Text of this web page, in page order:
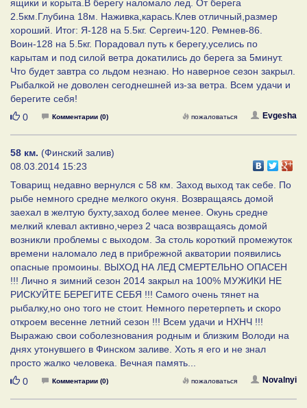
ящики и корыта.В берегу наломало лед. От берега
2.5км.Глубина 18м. Наживка,карась.Клев отличный,размер
хороший. Итог: Я-128 на 5.5кг. Сергеич-120. Ремнев-86.
Воин-128 на 5.5кг. Порадовал путь к берегу,уселись по
карытам и под силой ветра докатились до берега за 5минут.
Что будет завтра со льдом незнаю. Но наверное сезон закрыл.
Рыбалкой не доволен сегоднешней из-за ветра. Всем удачи и
берегите себя!
Нравится
0 Комментарии (0) Evgesha
пожаловаться
58 км. (Финский залив)
08.03.2014 15:23
Товарищ недавно вернулся с 58 км. Заход выход так себе. По
рыбе немного средне мелкого окуня. Возвращаясь домой
заехал в желтую бухту,заход более менее. Окунь средне
мелкий клевал активно,через 2 часа возвращаясь домой
возникли проблемы с выходом. За столь короткий промежуток
времени наломало лед в прибрежной акватории появились
опасные промоины. ВЫХОД НА ЛЕД СМЕРТЕЛЬНО ОПАСЕН
!!! Лично я зимний сезон 2014 закрыл на 100% МУЖИКИ НЕ
РИСКУЙТЕ БЕРЕГИТЕ СЕБЯ !!! Самого очень тянет на
рыбалку,но оно того не стоит. Немного перетерпеть и скоро
откроем весенне летний сезон !!! Всем удачи и НХНЧ !!!
Выражаю свои соболезнования родным и близким Володи на
днях утонувшего в Финском заливе. Хоть я его и не знал
просто жалко человека. Вечная память...
Нравится
0 Комментарии (0) Novalnyi
пожаловаться